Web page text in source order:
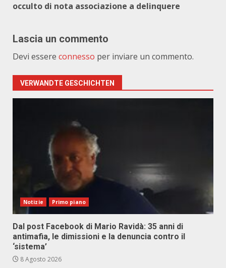
occulto di nota associazione a delinquere
Lascia un commento
Devi essere connesso per inviare un commento.
VERWANDTE GESCHICHTEN
Notizie Primo piano
Dal post Facebook di Mario Ravidà: 35 anni di
antimafia, le dimissioni e la denuncia contro il
‘sistema’
8 Agosto 2026